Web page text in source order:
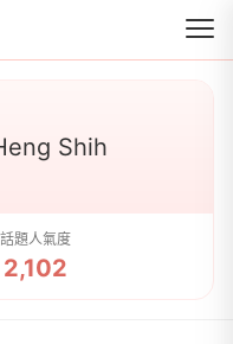
集
Shih
話題人氣度
2,102